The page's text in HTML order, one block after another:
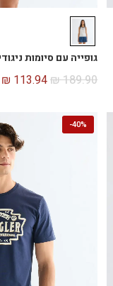
גופייה עם סיומות
₪189.90
₪ 113.94
40%
-